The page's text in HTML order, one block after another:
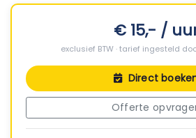
€ 15,- /
exclusief BTW · tarief ingesteld
Direct
Offerte